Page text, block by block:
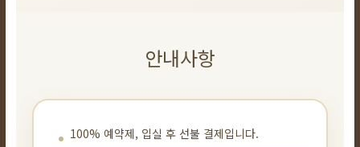
안내사항
100% 예약제, 입실 후 선불 결제입니다.